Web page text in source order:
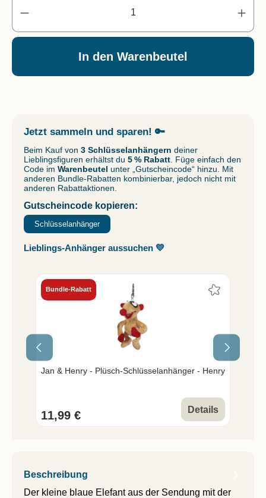
In den Warenbeutel
Jetzt sammeln und sparen! 🔑
Beim Kauf von 3 Schlüsselanhängern deiner
Lieblingsfiguren erhältst du 5 % Rabatt . Füge einfach den
Code im Warenbeutel unter „Gutscheincode“ hinzu. Mit
anderen Bundle-Rabatten kombinierbar, jedoch nicht mit
anderen Rabattaktionen.
Gutscheincode kopieren:
Schlüsselanhänger
Lieblings-Anhänger aussuchen 💛
Bundle-Rabatt
Jan & Henry - Plüsch-Schlüsselanhänger - Henry
11,99 € Details
Beschreibung
Der kleine blaue Elefant aus der Sendung mit der